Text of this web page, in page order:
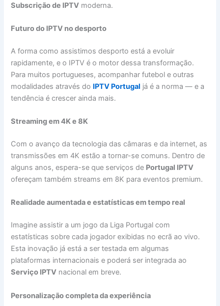
Subscrição de IPTV moderna.
Futuro do IPTV no desporto
A forma como assistimos desporto está a evoluir
rapidamente, e o IPTV é o motor dessa transformação.
Para muitos portugueses, acompanhar futebol e outras
modalidades através do IPTV Portugal já é a norma — e a
tendência é crescer ainda mais.
Streaming em 4K e 8K
Com o avanço da tecnologia das câmaras e da internet, as
transmissões em 4K estão a tornar-se comuns. Dentro de
alguns anos, espera-se que serviços de Portugal IPTV
ofereçam também streams em 8K para eventos premium.
Realidade aumentada e estatísticas em tempo real
Imagine assistir a um jogo da Liga Portugal com
estatísticas sobre cada jogador exibidas no ecrã ao vivo.
Esta inovação já está a ser testada em algumas
plataformas internacionais e poderá ser integrada ao
Serviço IPTV nacional em breve.
Personalização completa da experiência